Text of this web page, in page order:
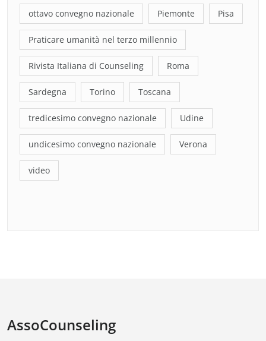
ottavo convegno nazionale Piemonte Pisa
Praticare umanità nel terzo millennio
Rivista Italiana di Counseling Roma
Sardegna Torino Toscana
tredicesimo convegno nazionale Udine
undicesimo convegno nazionale Verona
video
AssoCounseling